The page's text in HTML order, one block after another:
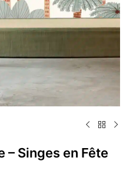
Singes en Fête